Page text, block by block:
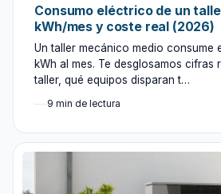
Consumo eléctrico de un
kWh/mes y coste real (2026)
Un taller mecánico medio consume
kWh al mes. Te desglosamos cifras
taller, qué equipos disparan t…
9 min de lectura